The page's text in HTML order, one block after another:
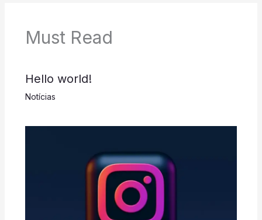
Must Read
Hello world!
Notícias